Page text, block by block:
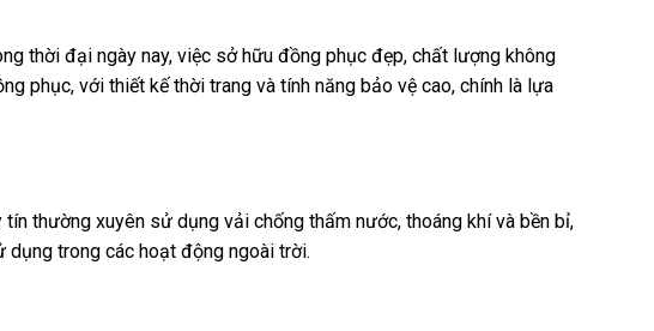
thời đại ngày nay, việc sở hữu đồng phục đẹp, chất lượng không
phục, với thiết kế thời trang và tính năng bảo vệ cao, chính là lựa
thường xuyên sử dụng vải chống thấm nước, thoáng khí và bền bỉ,
trong các hoạt động ngoài trời.